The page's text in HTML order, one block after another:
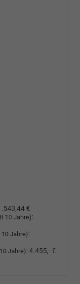
€
10 Jahre):
Jahre):
Jahre):4.455,- €